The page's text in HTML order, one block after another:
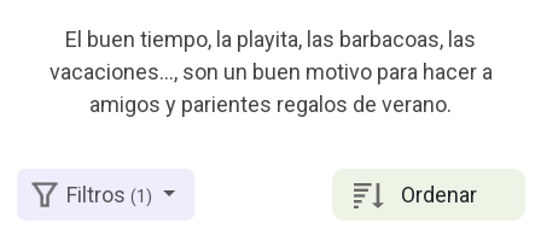
El buen tiempo, la playita, las barbacoas, las
vacaciones..., son un buen motivo para hacer a
amigos y parientes regalos de verano.
Ordenar
Filtros(1)